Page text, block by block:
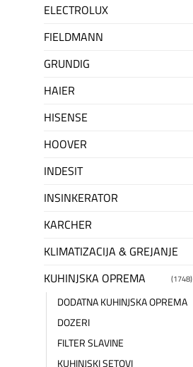
ELECTROLUX
FIELDMANN
GRUNDIG
HAIER
HISENSE
HOOVER
INDESIT
INSINKERATOR
KARCHER
KLIMATIZACIJA & GREJANJE
KUHINJSKA OPREMA (1748)
DODATNA KUHINJSKA OPREMA
DOZERI
FILTER SLAVINE
KUHINJSKI SETOVI